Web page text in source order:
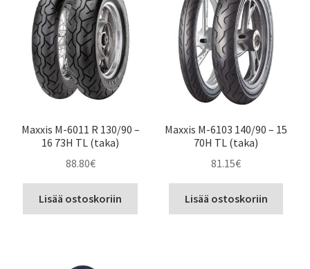
Maxxis M-6011 R 130/90 –
16 73H TL (taka)
88.80€
Lisää ostoskoriin
Maxxis M-6103 140/90 – 15
70H TL (taka)
81.15€
Lisää ostoskoriin